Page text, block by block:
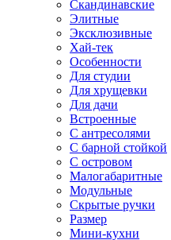
Скандинавские
Элитные
Эксклюзивные
Хай-тек
Особенности
Для студии
Для хрущевки
Для дачи
Встроенные
С антресолями
С барной стойкой
С островом
Малогабаритные
Модульные
Скрытые ручки
Размер
Мини-кухни